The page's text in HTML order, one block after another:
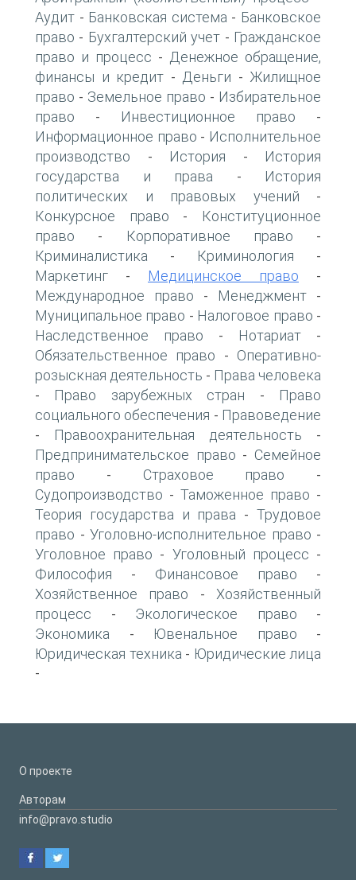
Аудит - Банковская система - Банковское
право - Бухгалтерский учет - Гражданское
право и процесс - Денежное обращение,
финансы и кредит - Деньги - Жилищное
право - Земельное право - Избирательное
право - Инвестиционное право -
Информационное право - Исполнительное
производство - История -
История
государства и права -
История
политических и правовых учений -
Конкурсное право -
Конституционное
право - Корпоративное право -
Криминалистика - Криминология -
Маркетинг - Медицинское право -
Международное право - Менеджмент -
Муниципальное право - Налоговое право -
Наследственное право - Нотариат -
Обязательственное право - Оперативно-
розыскная деятельность - Права человека
- Право зарубежных стран -
Право
социального обеспечения - Правоведение
- Правоохранительная деятельность -
Предпринимательское право - Семейное
право - Страховое право -
Судопроизводство - Таможенное право -
Теория государства и права -Трудовое
право - Уголовно-исполнительное право -
Уголовное право - Уголовный процесс -
Философия - Финансовое право -
Хозяйственное право - Хозяйственный
процесс - Экологическое право -
Экономика - Ювенальное право -
Юридическая техника - Юридические лица
-
О проекте
Авторам
info@pravo.studio